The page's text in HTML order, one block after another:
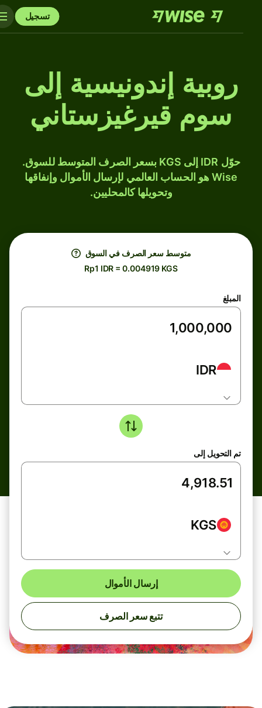
تسجيل
روبية إندونيسية إلى
سوم قيرغيزستاني
حوّل IDR إلى KGS بسعر الصرف المتوسط للسوق.
Wise هو الحساب العالمي لإرسال الأموال وإنفاقها
وتحويلها كالمحليين.
متوسط ​​سعر الصرف في السوق
Rp1 IDR = 0.004919 KGS
المبلغ
IDR
تم التحويل إلى
KGS
إرسال الأموال
تتبع سعر الصرف